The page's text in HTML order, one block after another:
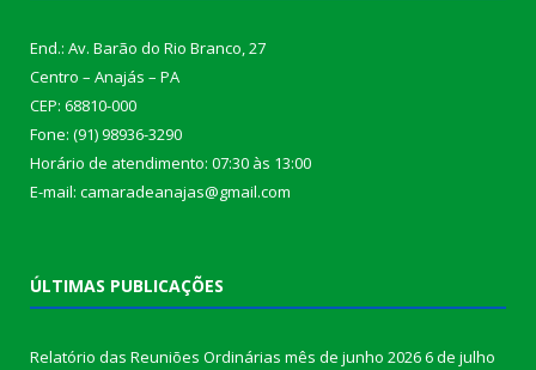
End.: Av. Barão do Rio Branco, 27
Centro – Anajás – PA
CEP: 68810-000
Fone: (91) 98936-3290
Horário de atendimento: 07:30 às 13:00
E-mail: camaradeanajas@gmail.com
ÚLTIMAS PUBLICAÇÕES
Relatório das Reuniões Ordinárias mês de junho 20266 de julho